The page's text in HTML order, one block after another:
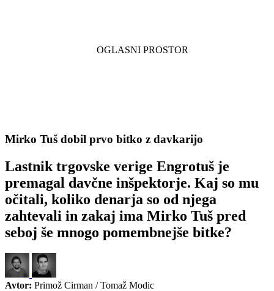
Mirko Tuš dobil prvo bitko z davkarijo
Lastnik trgovske verige Engrotuš je
premagal davčne inšpektorje. Kaj so mu
očitali, koliko denarja so od njega
zahtevali in zakaj ima Mirko Tuš pred
seboj še mnogo pomembnejše bitke?
Avtor: Primož Cirman / Tomaž Modic